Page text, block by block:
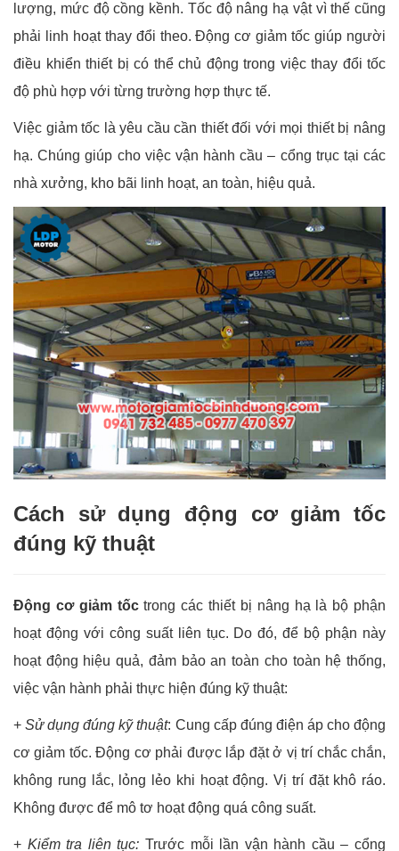
lượng, mức độ cồng kềnh. Tốc độ nâng hạ vật vì thế cũng
phải linh hoạt thay đổi theo. Động cơ giảm tốc giúp người
điều khiển thiết bị có thể chủ động trong việc thay đổi tốc
độ phù hợp với từng trường hợp thực tế.
Việc giảm tốc là yêu cầu cần thiết đối với mọi thiết bị nâng
hạ. Chúng giúp cho việc vận hành cầu – cổng trục tại các
nhà xưởng, kho bãi linh hoạt, an toàn, hiệu quả.
Cách sử dụng động cơ giảm tốc
đúng kỹ thuật
Động cơ giảm tốctrong các thiết bị nâng hạ là bộ phận
hoạt động với công suất liên tục. Do đó, để bộ phận này
hoạt động hiệu quả, đảm bảo an toàn cho toàn hệ thống,
việc vận hành phải thực hiện đúng kỹ thuật:
+Sử dụng đúng kỹ thuật: Cung cấp đúng điện áp cho động
cơ giảm tốc. Động cơ phải được lắp đặt ở vị trí chắc chắn,
không rung lắc, lỏng lẻo khi hoạt động. Vị trí đặt khô ráo.
Không được để mô tơ hoạt động quá công suất.
+ Kiểm tra liên tục: Trước mỗi lần vận hành cầu – cổng